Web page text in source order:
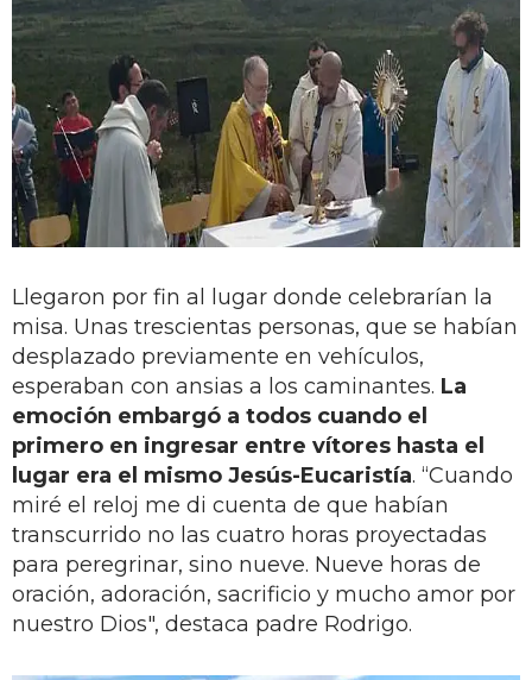
Llegaron por fin al lugar donde celebrarían la
misa. Unas trescientas personas, que se habían
desplazado previamente en vehículos,
esperaban con ansias a los caminantes. La
emoción embargó a todos cuando el
primero en ingresar entre vítores hasta el
lugar era el mismo Jesús-Eucaristía. “Cuando
miré el reloj me di cuenta de que habían
transcurrido no las cuatro horas proyectadas
para peregrinar, sino nueve. Nueve horas de
oración, adoración, sacrificio y mucho amor por
nuestro Dios", destaca padre Rodrigo.